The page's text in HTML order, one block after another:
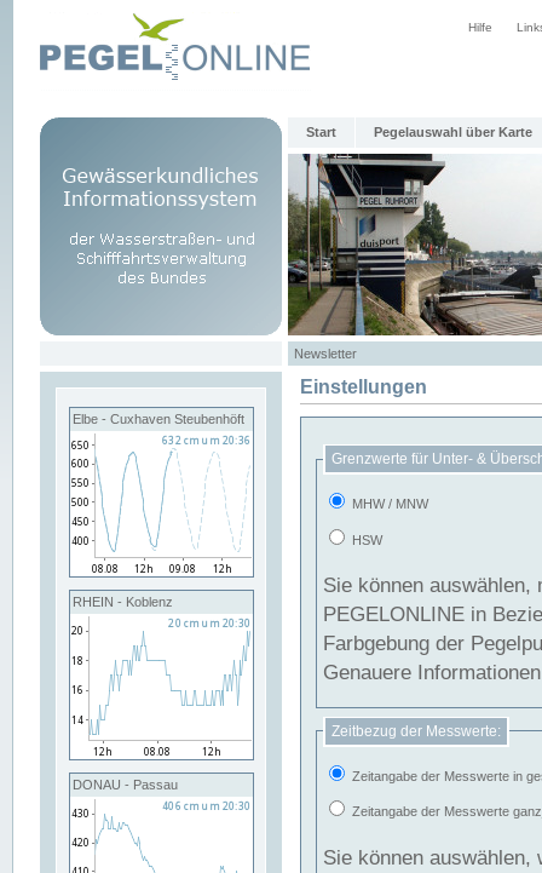
Hilfe
Start Pegelauswahl über Karte
Newsletter
Elbe - Cuxhaven Steubenhöft
RHEIN - Koblenz
DONAU - Passau
Einstellungen
Grenzwerte für Unter- &
MHW / MNW
HSW
Sie können
PEGELONLINE in Beziehung
Farbgebung der
Genauere
Zeitbezug der Messwerte:
Zeitangabe der Messwerte in
Zeitangabe der Messwerte
Sie können auswählen,